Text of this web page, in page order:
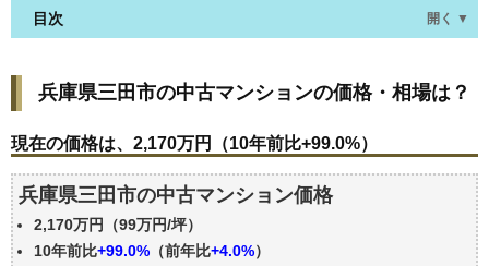
目次 開く ▼
現在の価格は、2,170万円（10年前比+99.0%）
価格を詳細に分析しよう
築年数で価格はどうなる？
兵庫県三田市の中古マンションの過去の売買事例
公示地価はいくら
兵庫県三田市の中古マンションの価格・相場は？
現在の価格は、2,170万円（10年前比+99.0%）
兵庫県三田市の中古マンション価格
2,170万円（99万円/坪）
10年前比+99.0% （前年比+4.0%）